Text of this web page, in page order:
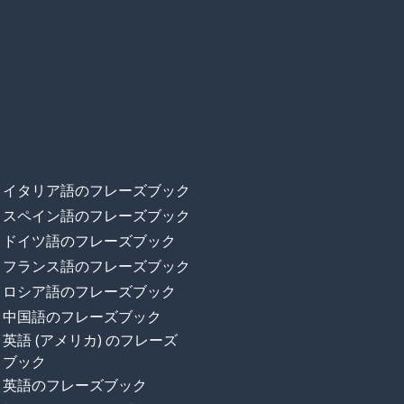
イタリア語のフレーズブック
スペイン語のフレーズブック
ドイツ語のフレーズブック
フランス語のフレーズブック
ロシア語のフレーズブック
中国語のフレーズブック
英語 (アメリカ) のフレーズ
ブック
英語のフレーズブック